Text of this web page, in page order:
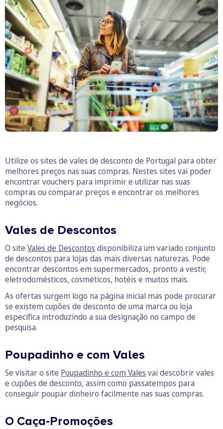
Utilize os sites de vales de desconto de Portugal para obter
melhores preços nas suas compras. Nestes sites vai poder
encontrar vouchers para imprimir e utilizar nas suas
compras ou comparar preços e encontrar os melhores
negócios.
Vales de Descontos
O site Vales de Descontos disponibiliza um variado conjunto
de descontos para lojas das mais diversas naturezas. Pode
encontrar descontos em supermercados, pronto a vestir,
eletrodomésticos, cosméticos, hotéis e muitos mais.
As ofertas surgem logo na página inicial mas pode procurar
se existem cupões de desconto de uma marca ou loja
específica introduzindo a sua designação no campo de
pesquisa.
Poupadinho e com Vales
Se visitar o site Poupadinho e com Vales vai descobrir vales
e cupões de desconto, assim como passatempos para
conseguir poupar dinheiro facilmente nas suas compras.
O Caça-Promoções